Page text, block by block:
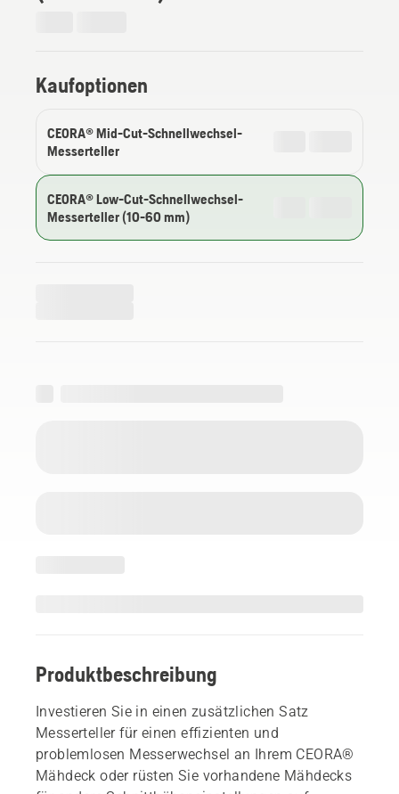
Kaufoptionen
CEORA® Mid-Cut-Schnellwechsel-
Messerteller
CEORA® Low-Cut-Schnellwechsel-
Messerteller (10-60 mm)
Produktbeschreibung
Investieren Sie in einen zusätzlichen Satz
Messerteller für einen effizienten und
problemlosen Messerwechsel an Ihrem CEORA®
Mähdeck oder rüsten Sie vorhandene Mähdecks